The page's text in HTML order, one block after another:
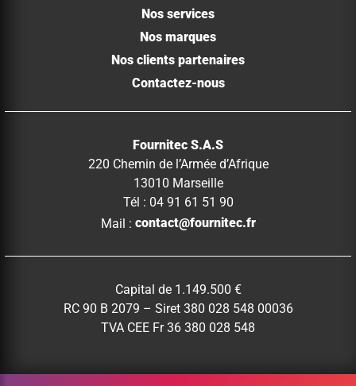
Nos services
Nos marques
Nos clients partenaires
Contactez-nous
Fournitec S.A.S
220 Chemin de l’Armée d’Afrique
13010 Marseille
Tél : 04 91 61 51 90
Mail : contact@fournitec.fr
Capital de 1.149.500 €
RC 90 B 2079 – Siret 380 028 548 00036
TVA CEE Fr 36 380 028 548